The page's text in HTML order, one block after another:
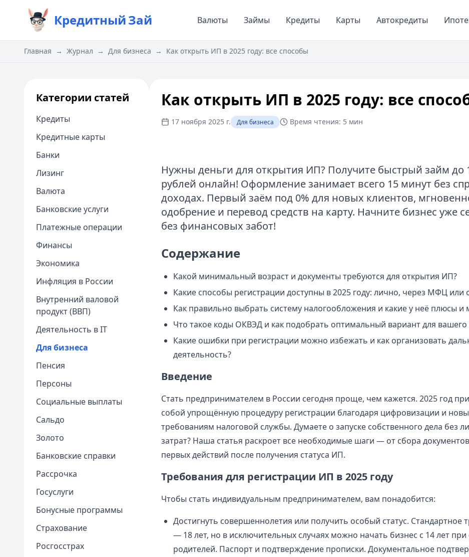
КредитныйЗай Валюты Займы Кредиты Карты Автокредиты
Главная → Журнал → Для бизнеса → Как открыть ИП в 2025 году: все способы
Категории статей
Кредиты
Кредитные карты
Банки
Лизинг
Валюта
Банковские услуги
Платежные операции
Финансы
Экономика
Инфляция в России
Внутренний валовой
продукт (ВВП)
Деятельность в IT
Для бизнеса
Пенсия
Персоны
Социальные выплаты
Сальдо
Золото
Банковские справки
Рассрочка
Госуслуги
Бонусные программы
Страхование
Росгосстрах
Как открыть ИП в 2025 году: все
17 ноября 2025 г. Для бизнеса Время чтения: 5 мин
Нужны деньги для открытия ИП? Получите быстрый займ до
рублей онлайн! Оформление занимает всего 15 минут без
доходах. Первый заём под 0% для новых клиентов,
одобрение и перевод средств на карту. Начните бизнес уже
без финансовых забот!
Содержание
Какой минимальный возраст и документы требуются для открытия ИП?
Какие способы регистрации доступны в 2025 году: лично, через МФЦ или
Как правильно выбрать систему налогообложения и какие у неё плюсы и
Что такое коды ОКВЭД и как подобрать оптимальный вариант для вашего
Какие ошибки при регистрации можно избежать и как организовать
деятельность?
Введение
Стать предпринимателем в России сегодня проще, чем кажется. 2025 год
собой упрощённую процедуру регистрации благодаря цифровизации и
требованиям налоговой службы. Думаете о запуске собственного дела без
затрат? Наша статья раскроет все необходимые шаги — от сбора
первых действий после получения статуса ИП.
Требования для регистрации ИП в 2025 году
Чтобы стать индивидуальным предпринимателем, вам понадобится:
Достигнуть совершеннолетия или получить особый статус. Стандартное
— 18 лет, но в исключительных случаях можно начать бизнес с 14 лет при
родителей. Паспорт и подтверждение прописки. Документальное